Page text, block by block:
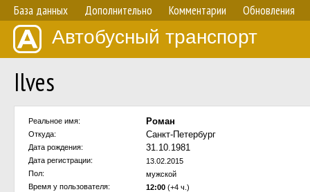
База данных Дополнительно Комментарии Обновления
Автобусный транспорт
Ilves
Реальное имя: Роман
Откуда: Санкт-Петербург
Дата рождения: 31.10.1981
Дата регистрации:
13.02.2015
Пол:
мужской
Время у пользователя:
12:00 (+4 ч.)